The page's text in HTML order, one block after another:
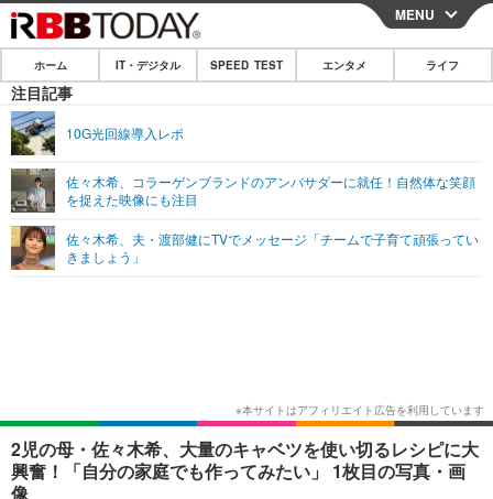
CLOSE
ホーム
IT・デジタル
ネタ
ショッピング その他
SPEED TEST
エンタメ
エンタメTOP
ショッピング その他
ライフ
MENU
ホーム IT・デジタル SPEED TEST エンタメ ライフ
注目記事
10G光回線導入レポ
佐々木希、コラーゲンブランドのアンバサダーに就任！自然体な笑顔
を捉えた映像にも注目
佐々木希、夫・渡部健にTVでメッセージ「チームで子育て頑張ってい
きましょう」
2児の母・佐々木希、大量のキャベツを使い切るレシピに大
興奮！「自分の家庭でも作ってみたい」 1枚目の写真・画
像